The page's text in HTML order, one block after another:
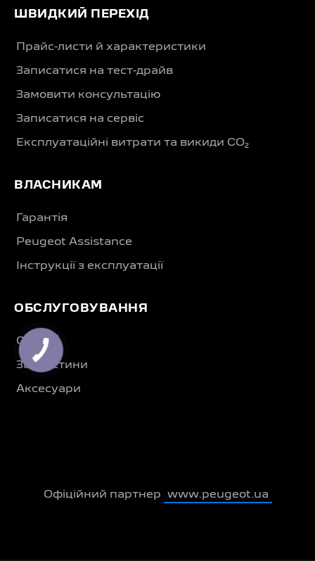
ШВИДКИЙ ПЕРЕХІД
Прайс-листи й характеристики
Записатися на тест-драйв
Замовити консультацію
Записатися на сервіс
Експлуатаційні витрати та викиди CO₂
ВЛАСНИКАМ
Гарантія
Peugeot Assistance
Інструкції з експлуатації
ОБСЛУГОВУВАННЯ
Сервіс ®
Запчастини
Аксесуари
Офіційний партнер www.peugeot.ua